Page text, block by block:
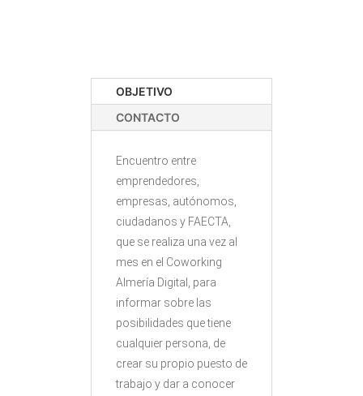
OBJETIVO
CONTACTO
Encuentro entre
emprendedores,
empresas, autónomos,
ciudadanos y FAECTA,
que se realiza una vez al
mes en el Coworking
Almería Digital, para
informar sobre las
posibilidades que tiene
cualquier persona, de
crear su propio puesto de
trabajo y dar a conocer